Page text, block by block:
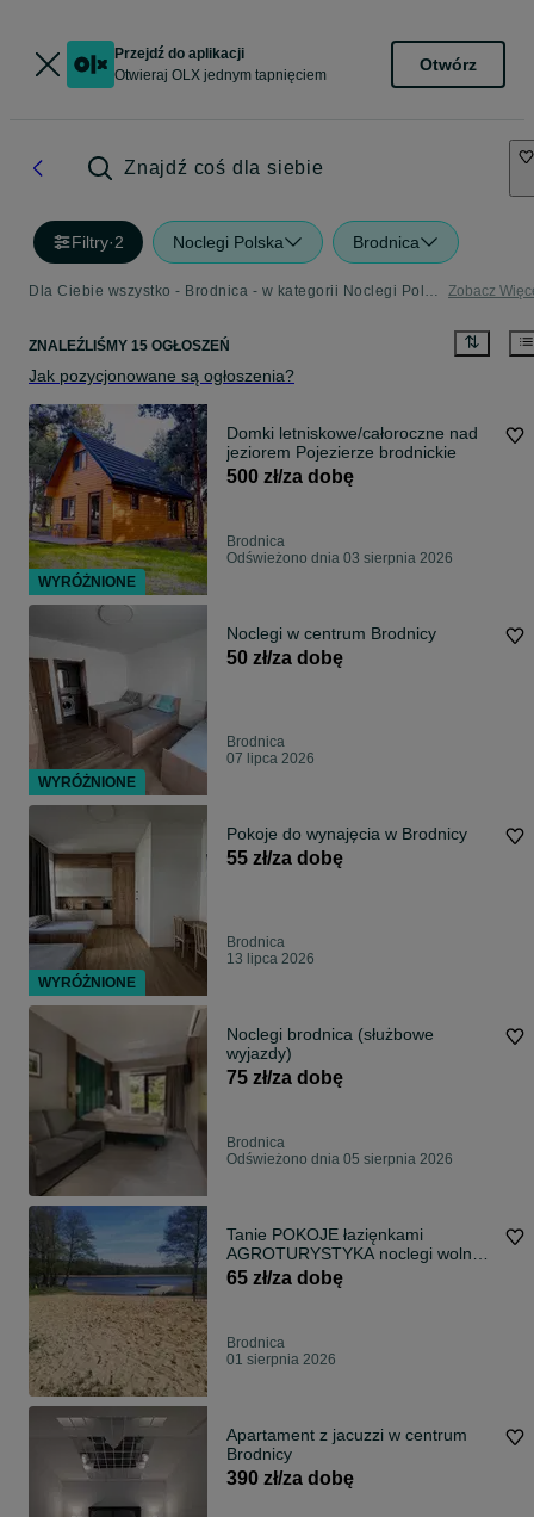
Przejdź do aplikacji
Otwieraj OLX jednym tapnięciem
Otwórz
Znajdź coś dla siebie
Filtry·2 Noclegi Polska Brodnica
Dla Ciebie wszystko - Brodnica - w kategorii Noclegi Polska Zobacz
ZNALEŹLIŚMY 15 OGŁOSZEŃ
Jak pozycjonowane są ogłoszenia?
Domki letniskowe/całoroczne nad
jeziorem Pojezierze brodnickie
500 zł/za dobę
Brodnica
Odświeżono dnia 03 sierpnia 2026
Noclegi w centrum Brodnicy
50 zł/za dobę
Brodnica
07 lipca 2026
Pokoje do wynajęcia w Brodnicy
55 zł/za dobę
Brodnica
13 lipca 2026
Noclegi brodnica (służbowe
wyjazdy)
75 zł/za dobę
Brodnica
Odświeżono dnia 05 sierpnia 2026
Tanie POKOJE łazięnkami
AGROTURYSTYKA noclegi wolne
weekend
65 zł/za dobę
Brodnica
01 sierpnia 2026
Apartament z jacuzzi w centrum
Brodnicy
390 zł/za dobę
WYRÓŻNIONE
WYRÓŻNIONE
WYRÓŻNIONE